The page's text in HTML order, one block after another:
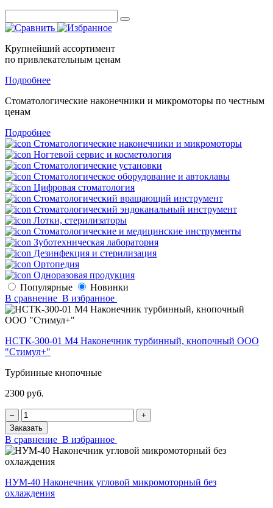
Крупнейший ассортимент
по привлекательным ценам
Подробнее
Стоматологические наконечники и микромоторы по честным
ценам
Подробнее
Стоматологические наконечники и микромоторы
Ногтевой сервис и косметология
Стоматологические установки
Стоматологическое оборудование и автоклавы
Цифровая стоматология
Стоматологический вращающий инструмент
Стоматологический эндоканальный инструмент
Лотки, стерилизаторы
Стоматологические и медицинские инструменты
Зуботехническая лаборатория
Дезинфекция и стерилизация
Ортопедия
Одноразовая продукция
Популярные
Новинки
В сравнение В избранное
НСТК-300-01 М4 Наконечник турбинный, кнопочный ООО
"Стимул+"
Турбинные кнопочные
2300 руб.
‒
+
Заказать
В сравнение В избранное
НУМ-40 Наконечник угловой микромоторный без
охлаждения